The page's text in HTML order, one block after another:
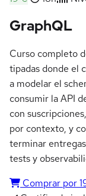
GraphQL
Curso completo
tipadas donde el
a modelar el
consumir la API
con
por contexto, y
terminar
tests y
Comprar por